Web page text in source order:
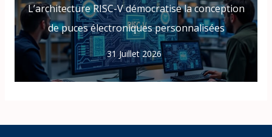
L’architecture RISC-V démocratise la conception
de puces électroniques personnalisées
31 Juillet 2026